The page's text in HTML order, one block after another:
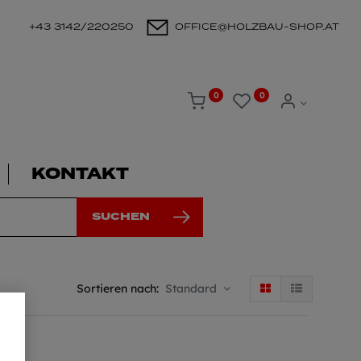
+43 3142/220250 OFFICE@HOLZBAU-SHOP.AT
0 0
KONTAKT
SUCHEN
Sortieren nach: Standard